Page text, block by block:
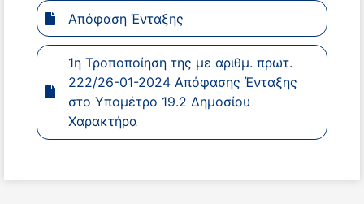
Απόφαση Ένταξης
1η Τροποποίηση της με αριθμ. πρωτ.
222/26-01-2024 Απόφασης Ένταξης
στο Υπομέτρο 19.2 Δημοσίου
Χαρακτήρα